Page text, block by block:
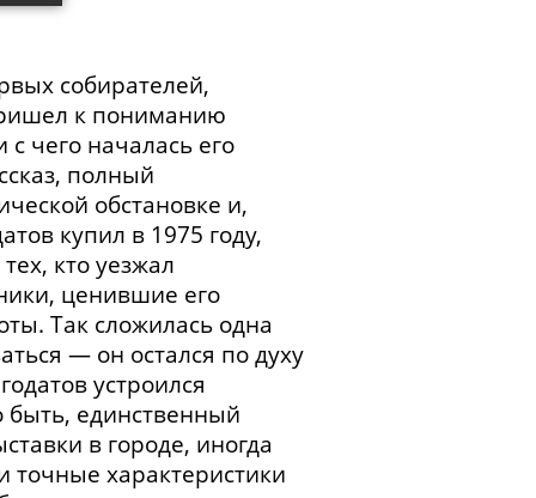
собирателей,
к пониманию
с чего началась его
полный
обстановке и,
купил в 1975 году,
кто уезжал
ценившие его
Так сложилась одна
— он остался по духу
устроился
быть, единственный
в городе, иногда
точные характеристики